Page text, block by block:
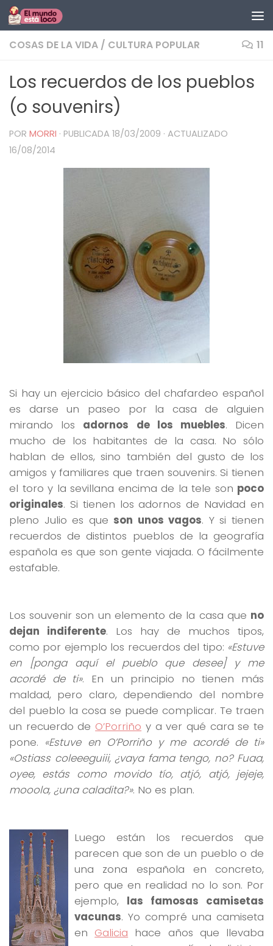
Saltar al contenido
COSAS DE LA VIDA / CULTURA POPULAR 11
Los recuerdos de los pueblos
(o souvenirs)
POR MORRI · PUBLICADA 18/03/2009 · ACTUALIZADO
16/08/2014
Si hay un ejercicio básico del chafardeo español
es darse un paseo por la casa de alguien
mirando los adornos de los muebles. Dicen
mucho de los habitantes de la casa. No sólo
hablan de ellos, sino también del gusto de los
amigos y familiares que traen souvenirs. Si tienen
el toro y la sevillana encima de la tele son poco
originales. Si tienen los adornos de Navidad en
pleno Julio es que son unos vagos. Y si tienen
recuerdos de distintos pueblos de la geografía
española es que son gente viajada. O fácilmente
estafable.
Los souvenir son un elemento de la casa que no
dejan indiferente. Los hay de muchos tipos,
como por ejemplo los recuerdos del tipo: «Estuve
en [ponga aquí el pueblo que desee] y me
acordé de ti». En un principio no tienen más
maldad, pero claro, dependiendo del nombre
del pueblo la cosa se puede complicar. Te traen
un recuerdo de O’Porriño y a ver qué cara se te
pone. «Estuve en O’Porriño y me acordé de ti»
«Ostiass coleeeguiii, ¿vaya fama tengo, no? Fuaa,
oyee, estás como movido tío, atjó, atjó, jejeje,
mooola, ¿una caladita?». No es plan.
Luego están los recuerdos que
parecen que son de un pueblo o de
una zona española en concreto,
pero que en realidad no lo son. Por
ejemplo, las famosas camisetas
vacunas. Yo compré una camiseta
en Galicia hace años que llevaba